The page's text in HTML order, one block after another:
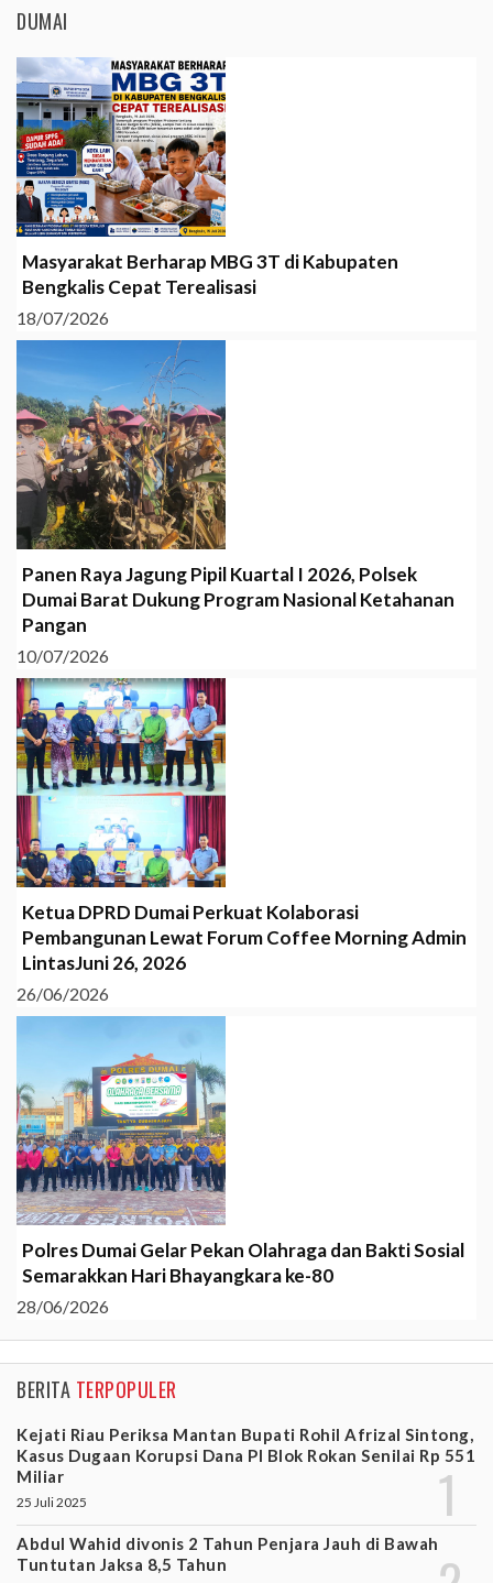
DUMAI
Masyarakat Berharap MBG 3T di Kabupaten
Bengkalis Cepat Terealisasi
18/07/2026
Panen Raya Jagung Pipil Kuartal I 2026, Polsek
Dumai Barat Dukung Program Nasional Ketahanan
Pangan
10/07/2026
Ketua DPRD Dumai Perkuat Kolaborasi
Pembangunan Lewat Forum Coffee Morning Admin
LintasJuni 26, 2026
26/06/2026
Polres Dumai Gelar Pekan Olahraga dan Bakti Sosial
Semarakkan Hari Bhayangkara ke-80
28/06/2026
BERITA TERPOPULER
Kejati Riau Periksa Mantan Bupati Rohil Afrizal Sintong,
Kasus Dugaan Korupsi Dana PI Blok Rokan Senilai Rp 551
Miliar
25 Juli 2025
Abdul Wahid divonis 2 Tahun Penjara Jauh di Bawah
Tuntutan Jaksa 8,5 Tahun